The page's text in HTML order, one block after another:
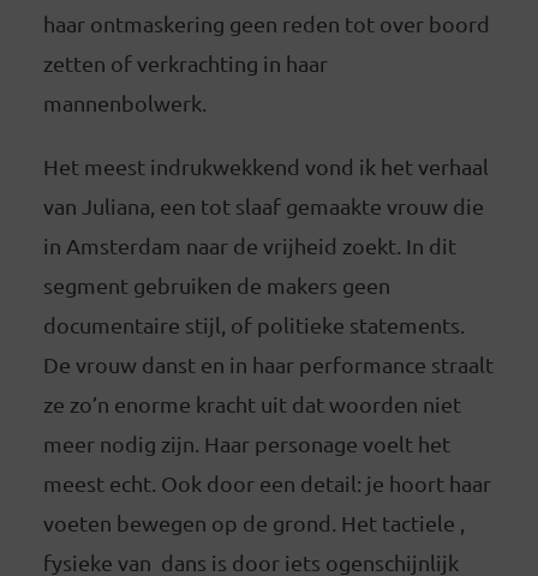
haar ontmaskering geen reden tot over boord
zetten of verkrachting in haar
mannenbolwerk.
Het meest indrukwekkend vond ik het verhaal
van Juliana, een tot slaaf gemaakte vrouw die
in Amsterdam naar de vrijheid zoekt. In dit
segment gebruiken de makers geen
documentaire stijl, of politieke statements.
De vrouw danst en in haar performance straalt
ze zo’n enorme kracht uit dat woorden niet
meer nodig zijn. Haar personage voelt het
meest echt. Ook door een detail: je hoort haar
voeten bewegen op de grond. Het tactiele ,
fysieke van dans is door iets ogenschijnlijk